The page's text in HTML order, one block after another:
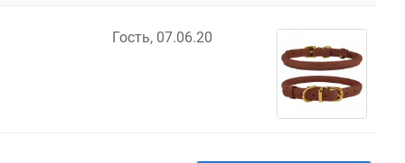
Гость, 07.06.20